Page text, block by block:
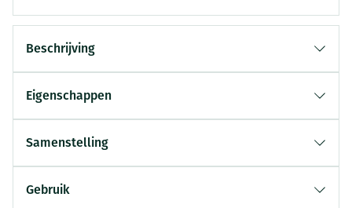
Beschrijving
Eigenschappen
Samenstelling
Gebruik